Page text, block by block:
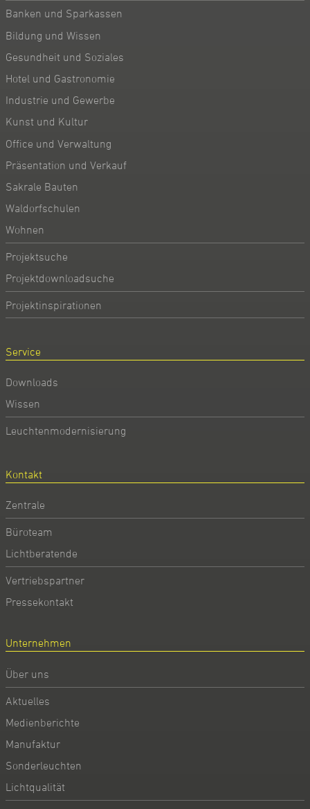
Banken und Sparkassen
Bildung und Wissen
Gesundheit und Soziales
Hotel und Gastronomie
Industrie und Gewerbe
Kunst und Kultur
Office und Verwaltung
Präsentation und Verkauf
Sakrale Bauten
Waldorfschulen
Wohnen
Projektsuche
Projektdownloadsuche
Projektinspirationen
Service
Downloads
Wissen
Leuchtenmodernisierung
Kontakt
Zentrale
Büroteam
Lichtberatende
Vertriebspartner
Pressekontakt
Unternehmen
Über uns
Aktuelles
Medienberichte
Manufaktur
Sonderleuchten
Lichtqualität